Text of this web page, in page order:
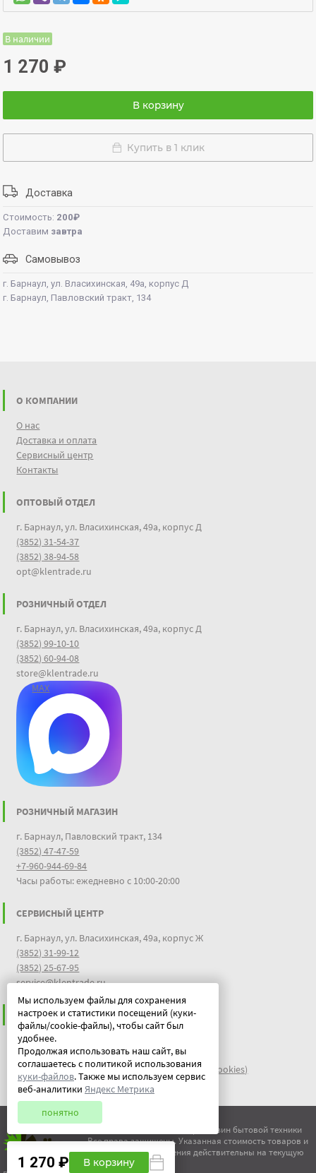
В наличии
1 270₽
В корзину
Купить в 1 клик
Доставка
Стоимость: 200₽
Доставим завтра
Самовывоз
г. Барнаул, ул. Власихинская, 49а, корпус Д
г. Барнаул, Павловский тракт, 134
1 270 ₽ В корзину
Мы используем файлы для сохранения
настроек и статистики посещений (куки-
файлы/cookie-файлы), чтобы сайт был
удобнее.
Продолжая использовать наш сайт, вы
соглашаетесь с политикой использования
куки-файлов. Также мы используем сервис
веб-аналитики Яндекс Метрика
понятно
О КОМПАНИИ
О нас
Доставка и оплата
Сервисный центр
Контакты
ОПТОВЫЙ ОТДЕЛ
г. Барнаул, ул. Власихинская, 49а, корпус Д
(3852) 31-54-37
(3852) 38-94-58
opt@klentrade.ru
РОЗНИЧНЫЙ ОТДЕЛ
г. Барнаул, ул. Власихинская, 49а, корпус Д
(3852) 99-10-10
(3852) 60-94-08
store@klentrade.ru
MAX
РОЗНИЧНЫЙ МАГАЗИН
г. Барнаул, Павловский тракт, 134
(3852) 47-47-59
+7-960-944-69-84
Часы работы: ежедневно с 10:00-20:00
СЕРВИСНЫЙ ЦЕНТР
г. Барнаул, ул. Власихинская, 49а, корпус Ж
(3852) 31-99-12
(3852) 25-67-95
service@klentrade.ru
ИНФОРМАЦИЯ
Пользовательское соглашение
Политика конфиденциальности
файлы идентификации пользователей куки (cookies)
Документы
© ООО "Китеж" 1995-2026 | Магазин бытовой техники
Все права защищены. Указанная стоимость товаров и
условия их приобретения действительны на текущую
дату.